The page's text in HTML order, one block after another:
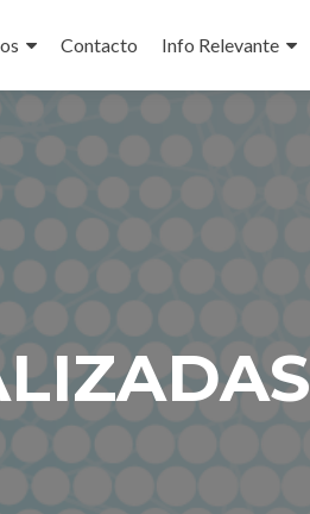
Contacto Info Relevante